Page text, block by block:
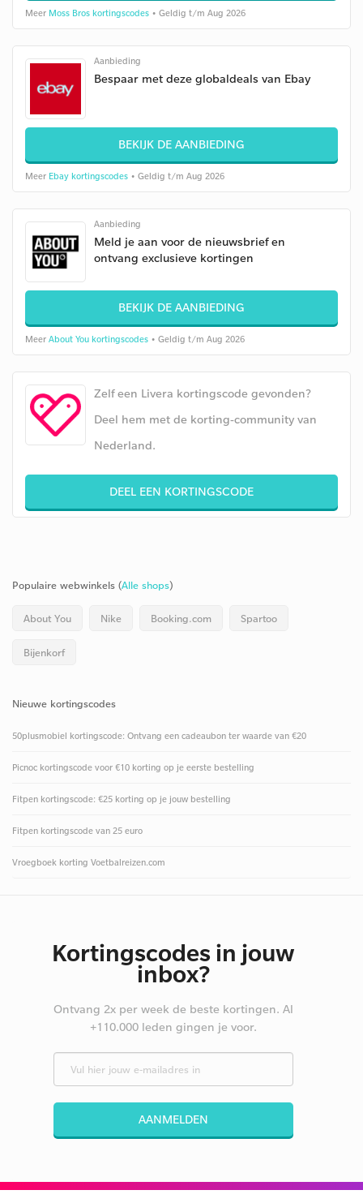
Meer Moss Bros kortingscodes • Geldig t/m Aug 2026
Aanbieding
Bespaar met deze globaldeals van Ebay
BEKIJK DE AANBIEDING
Meer Ebay kortingscodes • Geldig t/m Aug 2026
Aanbieding
Meld je aan voor de nieuwsbrief en
ontvang exclusieve kortingen
BEKIJK DE AANBIEDING
Meer About You kortingscodes • Geldig t/m Aug 2026
Zelf een Livera kortingscode gevonden?
Deel hem met de korting-community van
Nederland.
DEEL EEN KORTINGSCODE
Populaire webwinkels (Alle shops)
About You Nike Booking.com Spartoo
Bijenkorf
Nieuwe kortingscodes
50plusmobiel kortingscode: Ontvang een cadeaubon ter waarde van €20
Picnoc kortingscode voor €10 korting op je eerste bestelling
Fitpen kortingscode: €25 korting op je jouw bestelling
Fitpen kortingscode van 25 euro
Vroegboek korting Voetbalreizen.com
Kortingscodes in jouw
inbox?
Ontvang 2x per week de beste kortingen. Al
+110.000 leden gingen je voor.
AANMELDEN